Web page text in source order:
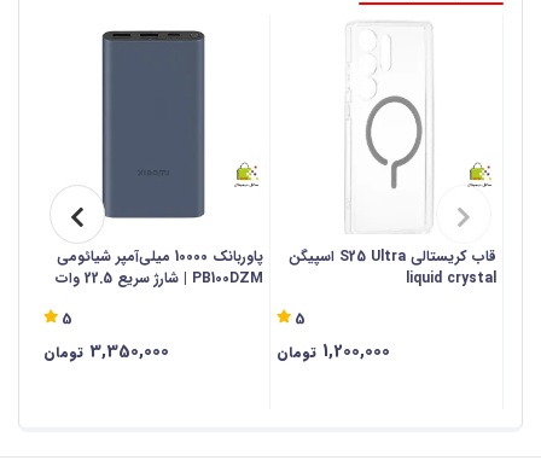
قاب کریستالی S25 Ultra اسپیگن
liquid crystal
5
1,200,000 تومان
پاوربانک 10000 میلی‌آمپر شیائومی
PB100DZM | شارژ سریع 22.5 وات
5
3,350,000 تومان